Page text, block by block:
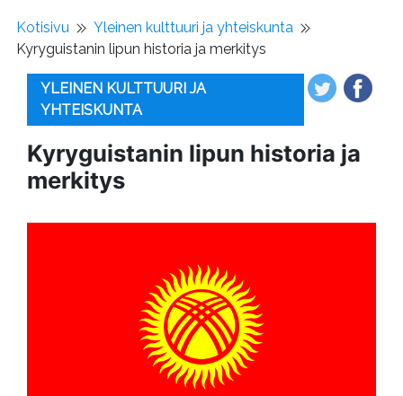
Kotisivu
Yleinen kulttuuri ja yhteiskunta
Kyryguistanin lipun historia ja merkitys
YLEINEN KULTTUURI JA
YHTEISKUNTA
Kyryguistanin lipun historia ja
merkitys